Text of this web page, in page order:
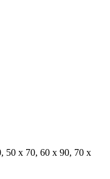
50 х 70, 60 х 90, 70 х